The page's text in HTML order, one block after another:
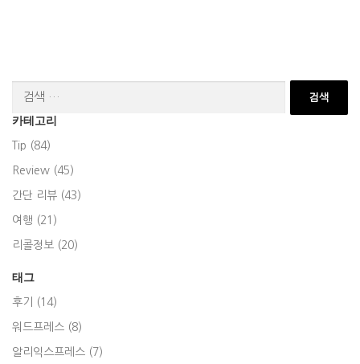
카테고리
Tip (84)
Review (45)
간단 리뷰 (43)
여행 (21)
리콜정보 (20)
태그
후기 (14)
워드프레스 (8)
알리익스프레스 (7)